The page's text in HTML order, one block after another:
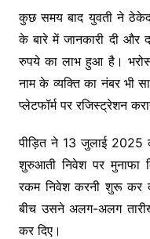
कुछ समय बाद युवती ने
के बारे में जानकारी दी और
रुपये का लाभ हुआ है।
नाम के व्यक्ति का नंबर भी
प्लेटफॉर्म पर रजिस्ट्रेशन
पीड़ित ने 13 जुलाई 2025
शुरुआती निवेश पर मुनाफा
रकम निवेश करनी शुरू कर
बीच उसने अलग-अलग
कर दिए।